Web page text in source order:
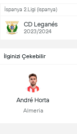
İspanya 2.Ligi (ispanya)
CD Leganés
2023/2024
İlginizi Çekebilir
André Horta
Almeria